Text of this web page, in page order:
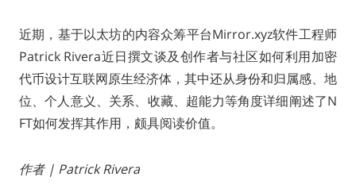
近期，基于以太坊的内容众筹平台Mirror.xyz软件工程师
Patrick Rivera近日撰文谈及创作者与社区如何利用加密
代币设计互联网原生经济体，其中还从身份和归属感、地
位、个人意义、关系、收藏、超能力等角度详细阐述了N
FT如何发挥其作用，颇具阅读价值。
作者 | Patrick Rivera